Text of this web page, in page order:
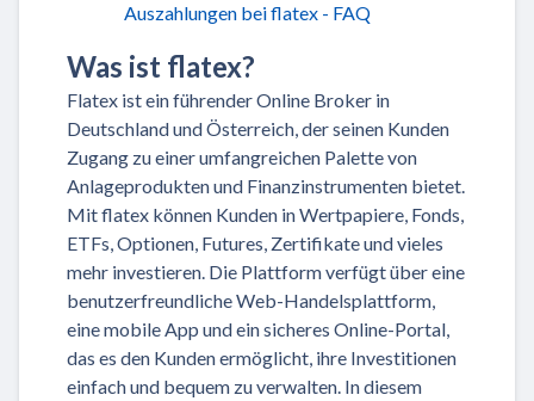
Auszahlungen bei flatex - FAQ
Was ist flatex?
Flatex ist ein führender Online Broker in
Deutschland und Österreich, der seinen Kunden
Zugang zu einer umfangreichen Palette von
Anlageprodukten und Finanzinstrumenten bietet.
Mit flatex können Kunden in Wertpapiere, Fonds,
ETFs, Optionen, Futures, Zertifikate und vieles
mehr investieren. Die Plattform verfügt über eine
benutzerfreundliche Web-Handelsplattform,
eine mobile App und ein sicheres Online-Portal,
das es den Kunden ermöglicht, ihre Investitionen
einfach und bequem zu verwalten. In diesem